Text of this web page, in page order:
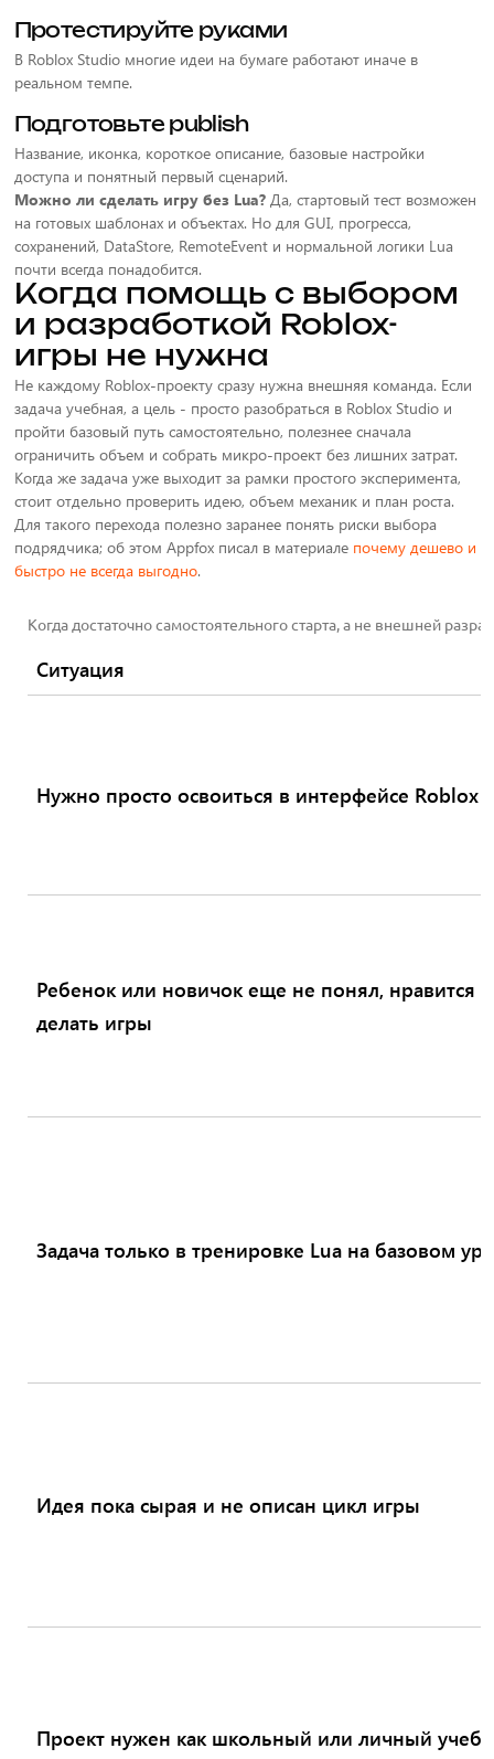
Протестируйте руками
В Roblox Studio многие идеи на бумаге работают иначе в
реальном темпе.
Подготовьте publish
Название, иконка, короткое описание, базовые настройки
доступа и понятный первый сценарий.
Можно ли сделать игру без Lua?Да, стартовый тест возможен
на готовых шаблонах и объектах. Но для GUI, прогресса,
сохранений, DataStore, RemoteEvent и нормальной логики Lua
почти всегда понадобится.
Когда помощь с выбором
и разработкой Roblox-
игры не нужна
Не каждому Roblox-проекту сразу нужна внешняя команда. Если
задача учебная, а цель - просто разобраться в Roblox Studio и
пройти базовый путь самостоятельно, полезнее сначала
ограничить объем и собрать микро-проект без лишних затрат.
Когда же задача уже выходит за рамки простого эксперимента,
стоит отдельно проверить идею, объем механик и план роста.
Для такого перехода полезно заранее понять риски выбора
подрядчика; об этом Appfox писал в материале почему дешево и
быстро не всегда выгодно.
Когда достаточно самостоятельного старта, а не внешней
Ситуация
Нужно просто освоиться в интерфейсе Roblox
Ребенок или новичок еще не понял, нравится
делать игры
Задача только в тренировке Lua на базовом
Идея пока сырая и не описан цикл игры
Проект нужен как школьный или личный